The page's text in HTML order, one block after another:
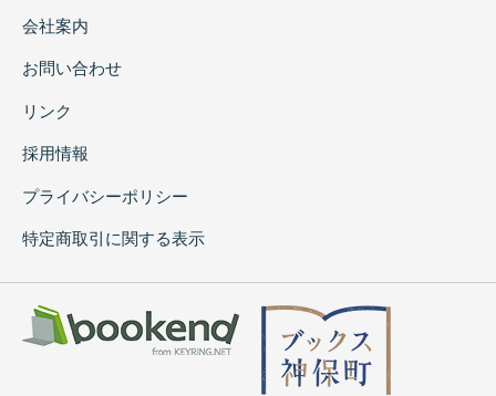
会社案内
お問い合わせ
リンク
採用情報
プライバシーポリシー
特定商取引に関する表示